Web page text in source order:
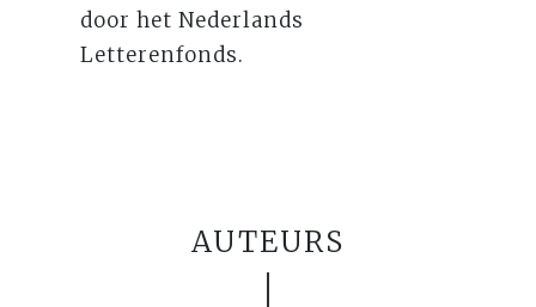
door het Nederlands
Letterenfonds.
AUTEURS